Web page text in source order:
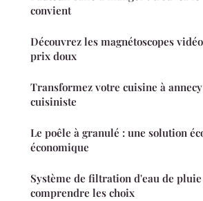
convient
Découvrez les magnétoscopes
prix doux
Transformez votre cuisine à
cuisiniste
Le poêle à granulé : une solution
économique
Système de filtration d'eau de
comprendre les choix